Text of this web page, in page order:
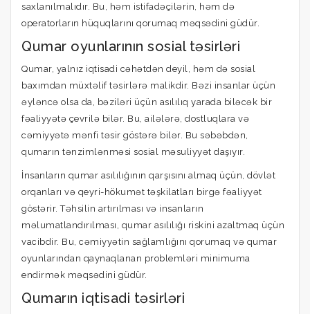
saxlanılmalıdır. Bu, həm istifadəçilərin, həm də
operatorların hüquqlarını qorumaq məqsədini güdür.
Qumar oyunlarının sosial təsirləri
Qumar, yalnız iqtisadi cəhətdən deyil, həm də sosial
baxımdan müxtəlif təsirlərə malikdir. Bəzi insanlar üçün
əyləncə olsa da, bəziləri üçün asılılıq yarada biləcək bir
fəaliyyətə çevrilə bilər. Bu, ailələrə, dostluqlara və
cəmiyyətə mənfi təsir göstərə bilər. Bu səbəbdən,
qumarın tənzimlənməsi sosial məsuliyyət daşıyır.
İnsanların qumar asılılığının qarşısını almaq üçün, dövlət
orqanları və qeyri-hökumət təşkilatları birgə fəaliyyət
göstərir. Təhsilin artırılması və insanların
məlumatlandırılması, qumar asılılığı riskini azaltmaq üçün
vacibdir. Bu, cəmiyyətin sağlamlığını qorumaq və qumar
oyunlarından qaynaqlanan problemləri minimuma
endirmək məqsədini güdür.
Qumarın iqtisadi təsirləri